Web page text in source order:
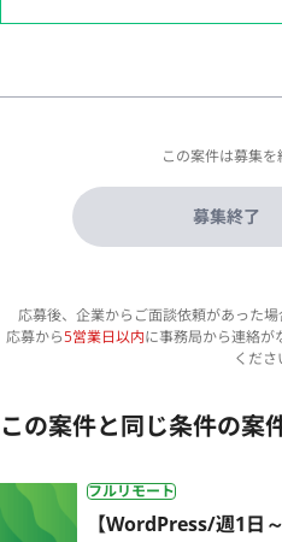
この案件は募集を
募集終了
応募後、企業からご面談依頼があった場
応募から5営業日以内に事務局から連絡が
くださ
この案件と同じ条件の案
フルリモート
【WordPress/週1日